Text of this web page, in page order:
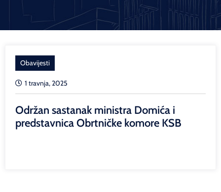
Obavijesti
1 travnja, 2025
Održan sastanak ministra Domića i
predstavnica Obrtničke komore KSB